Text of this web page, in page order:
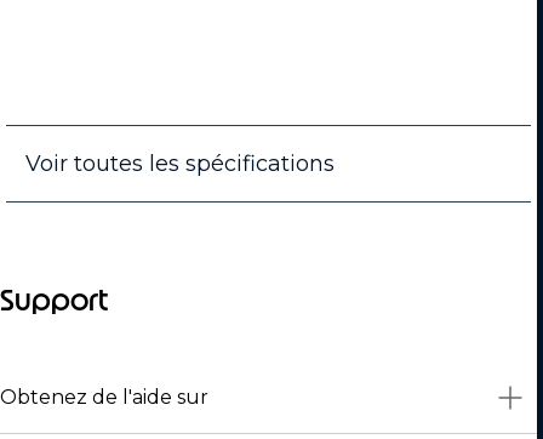
Voir toutes les spécifications
Support
Obtenez de l'aide sur